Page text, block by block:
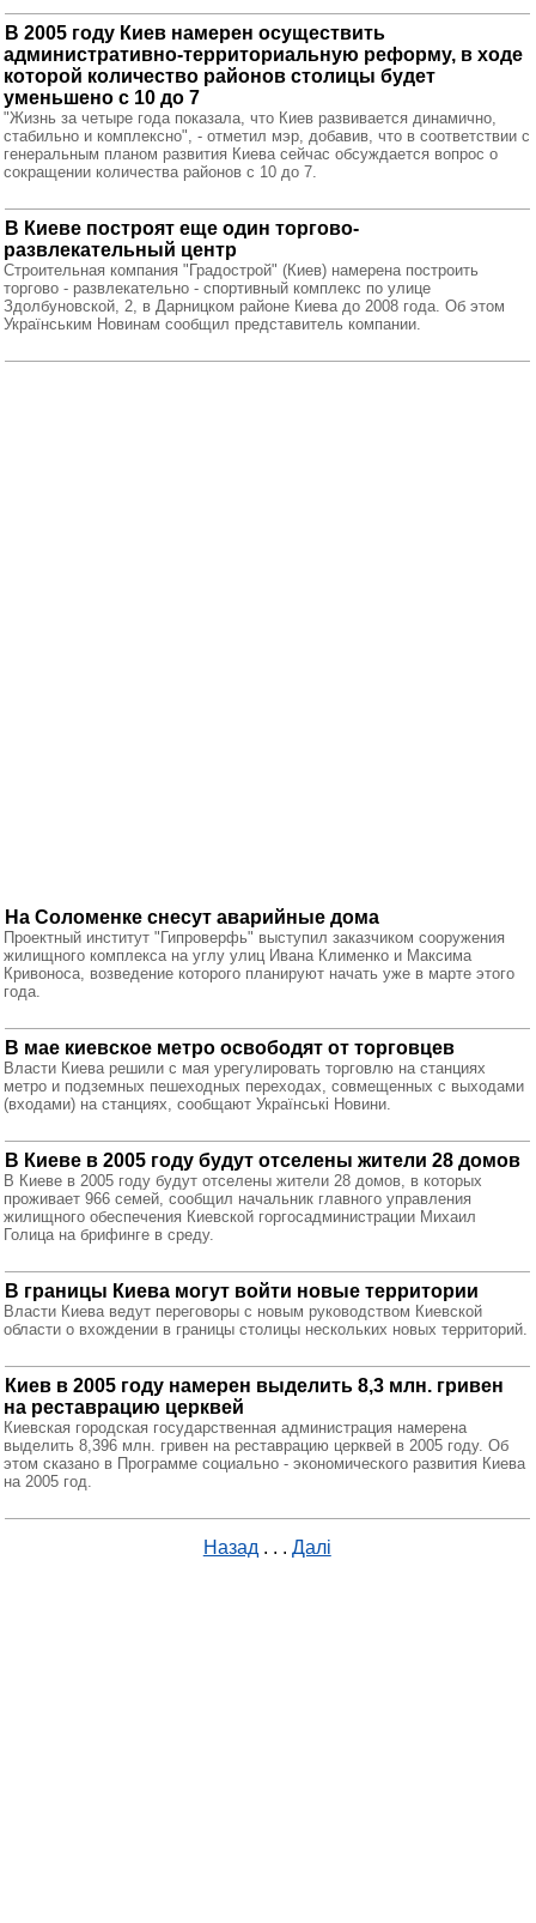
В 2005 году Киев намерен осуществить
административно-территориальную реформу, в ходе
которой количество районов столицы будет
уменьшено с 10 до 7
"Жизнь за четыре года показала, что Киев развивается динамично,
стабильно и комплексно", - отметил мэр, добавив, что в соответствии с
генеральным планом развития Киева сейчас обсуждается вопрос о
сокращении количества районов с 10 до 7.
В Киеве построят еще один торгово-
развлекательный центр
Строительная компания "Градострой" (Киев) намерена построить
торгово - развлекательно - спортивный комплекс по улице
Здолбуновской, 2, в Дарницком районе Киева до 2008 года. Об этом
Українським Новинам сообщил представитель компании.
На Соломенке снесут аварийные дома
Проектный институт "Гипроверфь" выступил заказчиком сооружения
жилищного комплекса на углу улиц Ивана Клименко и Максима
Кривоноса, возведение которого планируют начать уже в марте этого
года.
В мае киевское метро освободят от торговцев
Власти Киева решили с мая урегулировать торговлю на станциях
метро и подземных пешеходных переходах, совмещенных с выходами
(входами) на станциях, сообщают Українські Новини.
В Киеве в 2005 году будут отселены жители 28 домов
В Киеве в 2005 году будут отселены жители 28 домов, в которых
проживает 966 семей, сообщил начальник главного управления
жилищного обеспечения Киевской горгосадминистрации Михаил
Голица на брифинге в среду.
В границы Киева могут войти новые территории
Власти Киева ведут переговоры с новым руководством Киевской
области о вхождении в границы столицы нескольких новых территорий.
Киев в 2005 году намерен выделить 8,3 млн. гривен
на реставрацию церквей
Киевская городская государственная администрация намерена
выделить 8,396 млн. гривен на реставрацию церквей в 2005 году. Об
этом сказано в Программе социально - экономического развития Киева
на 2005 год.
Назад . . . Далі